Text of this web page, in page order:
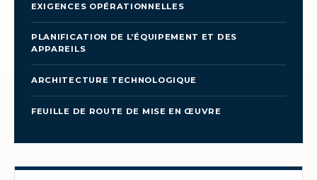
EXIGENCES OPÉRATIONNELLES
PLANIFICATION DE L’ÉQUIPEMENT ET DES
APPAREILS
ARCHITECTURE TECHNOLOGIQUE
FEUILLE DE ROUTE DE MISE EN ŒUVRE